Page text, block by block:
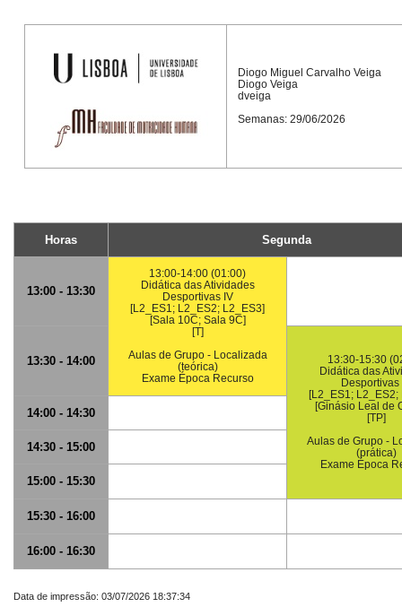
Diogo Miguel Carvalho Veiga
Diogo Veiga
dveiga
Semanas: 29/06/2026
Horas Segunda
13:00 - 13:30
13:00-14:00 (01:00)
Didática das Atividades
Desportivas IV
[L2_ES1; L2_ES2; L2_ES3]
[Sala 10C; Sala 9C]
[T]
Aulas de Grupo - Localizada
(teórica)
Exame Época Recurso
13:30 - 14:00
13:30-15:30
Didática das
Desportivas
[L2_ES1; L2_ES2;
[Ginásio Leal de
[TP]
Aulas de Grupo -
(prática)
Exame Época
14:00 - 14:30
14:30 - 15:00
15:00 - 15:30
15:30 - 16:00
16:00 - 16:30
Data de impressão: 03/07/2026 18:37:34